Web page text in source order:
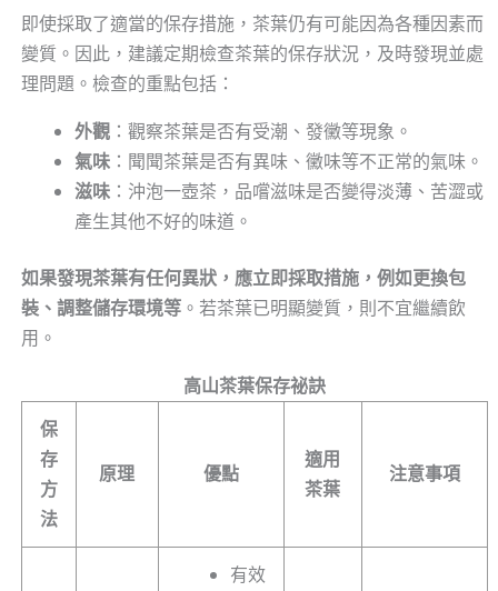
即使採取了適當的保存措施，茶葉仍有可能因為各種因素而
變質。因此，建議定期檢查茶葉的保存狀況，及時發現並處
理問題。檢查的重點包括：
外觀：觀察茶葉是否有受潮、發黴等現象。
氣味：聞聞茶葉是否有異味、黴味等不正常的氣味。
滋味：沖泡一壺茶，品嚐滋味是否變得淡薄、苦澀或
產生其他不好的味道。
如果發現茶葉有任何異狀，應立即採取措施，例如更換包
裝、調整儲存環境等。若茶葉已明顯變質，則不宜繼續飲
用。
高山茶葉保存祕訣
保
存
方
法
原理 優點
適用
茶葉
注意事項
有效